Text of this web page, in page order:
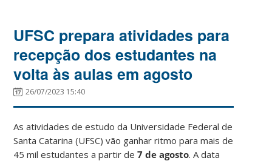
UFSC prepara atividades para
recepção dos estudantes na
volta às aulas em agosto
26/07/2023 15:40
As atividades de estudo da Universidade Federal de
Santa Catarina (UFSC) vão ganhar ritmo para mais de
45 mil estudantes a partir de 7 de agosto. A data